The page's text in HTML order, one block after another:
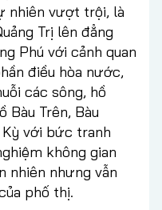
nhiên vượt trội, là
Trị lên đẳng
Phú với cảnh quan
điều hòa nước,
các sông, hồ
Bàu Trên, Bàu
Kỳ với bức tranh
không gian
nhiên nhưng vẫn
phố thị.